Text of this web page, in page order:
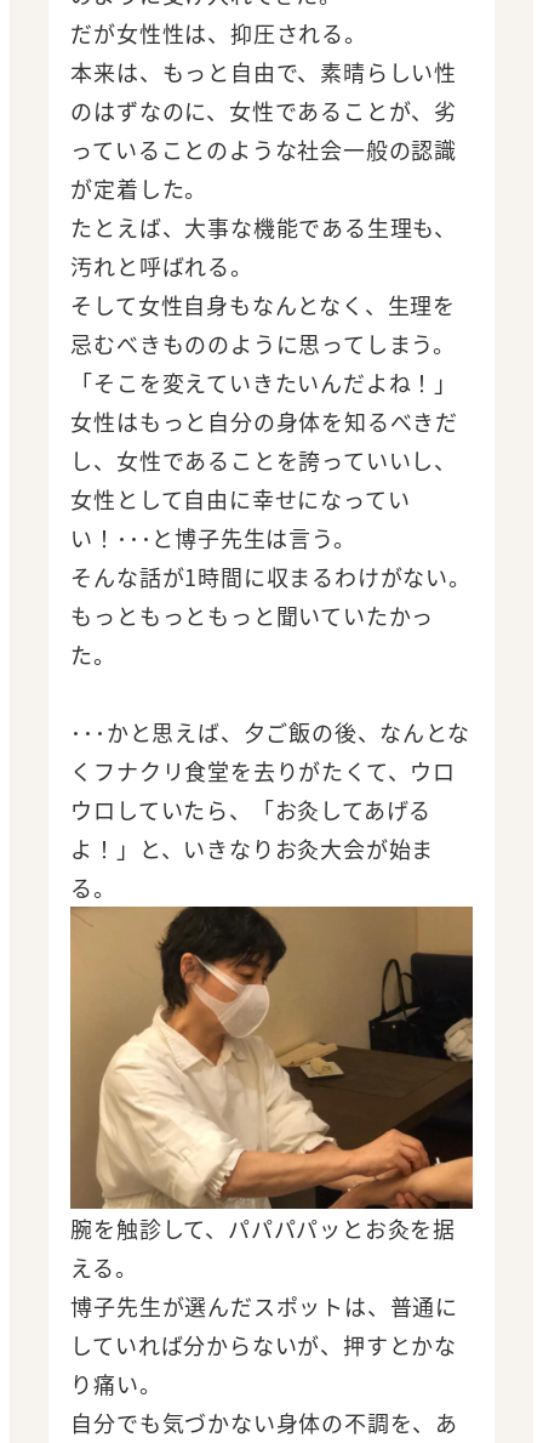
だが女性性は、抑圧される。
本来は、もっと自由で、素晴らしい性
のはずなのに、女性であることが、劣
っていることのような社会一般の認識
が定着した。
たとえば、大事な機能である生理も、
汚れと呼ばれる。
そして女性自身もなんとなく、生理を
忌むべきもののように思ってしまう。
「そこを変えていきたいんだよね！」
女性はもっと自分の身体を知るべきだ
し、女性であることを誇っていいし、
女性として自由に幸せになってい
い！･･･と博子先生は言う。
そんな話が1時間に収まるわけがない。
もっともっともっと聞いていたかっ
た。
･･･かと思えば、夕ご飯の後、なんとな
くフナクリ食堂を去りがたくて、ウロ
ウロしていたら、「お灸してあげる
よ！」と、いきなりお灸大会が始ま
る。
腕を触診して、パパパパッとお灸を据
える。
博子先生が選んだスポットは、普通に
していれば分からないが、押すとかな
り痛い。
自分でも気づかない身体の不調を、あ